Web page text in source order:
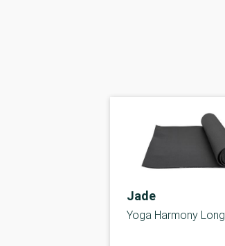
Jade
Yoga Harmony Long